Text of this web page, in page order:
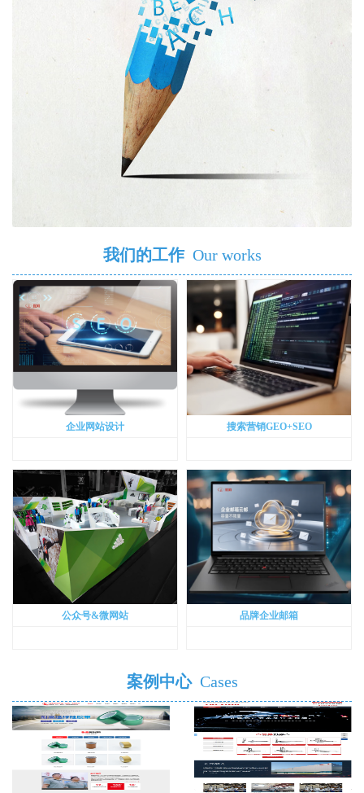
我们的工作 Our works
企业网站设计 搜索营销GEO+SEO
公众号&微网站 品牌企业邮箱
案例中心 Cases